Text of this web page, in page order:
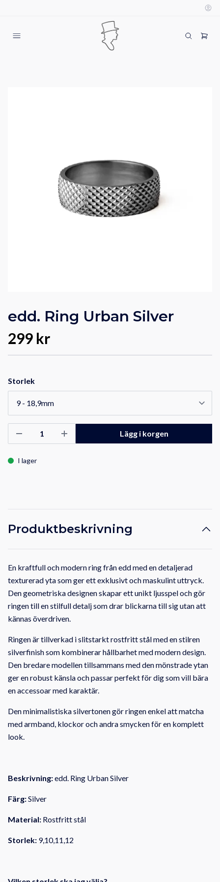
edd. Ring Urban Silver
299 kr
Storlek
Lägg i korgen
I lager
Produktbeskrivning
En kraftfull och modern ring från edd med en detaljerad
texturerad yta som ger ett exklusivt och maskulint uttryck.
Den geometriska designen skapar ett unikt ljusspel och gör
ringen till en stilfull detalj som drar blickarna till sig utan att
kännas överdriven.
Ringen är tillverkad i slitstarkt rostfritt stål med en stilren
silverfinish som kombinerar hållbarhet med modern design.
Den bredare modellen tillsammans med den mönstrade ytan
ger en robust känsla och passar perfekt för dig som vill bära
en accessoar med karaktär.
Den minimalistiska silvertonen gör ringen enkel att matcha
med armband, klockor och andra smycken för en komplett
look.
Beskrivning:edd. Ring Urban Silver
Färg:Silver
Material: Rostfritt stål
Storlek: 9,10,11,12